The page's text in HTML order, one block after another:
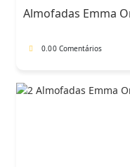
71,00 €.
60,35 €.
Almofadas Emma
0.00 Comentários